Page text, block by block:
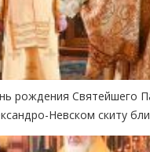
рождения Святейшего
Невском скиту